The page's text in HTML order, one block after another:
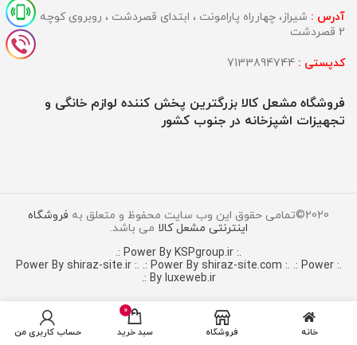
آدرس : شیراز، چهارراه پارامونت ، ابتدای قصردشت ، روبروی کوچه
2 قصردشت
کدپستی :
فروشگاه مشعل کالا بزرگترین پخش کننده لوازم خانگی و
تجهیزات اشپزخانه در جنوب کشور
2020©تمامی حقوق این وب سایت محفوظ و متعلق به
فروشگاه
اینترنتی مشعل کالا می باشد.
.: Power By KSPgroup.ir :.
.: Power By shiraz-site.ir :.
.: Power By shiraz-site.com :. .: Power
By luxeweb.ir :.
خانه فروشگاه
0
سبد خرید حساب کاربری من